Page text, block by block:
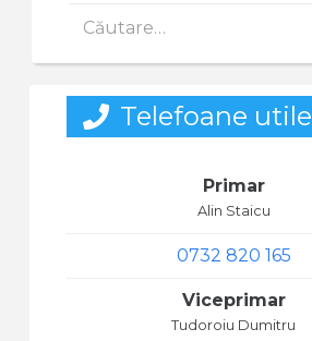
după:
Telefoane utile
Primar
Alin Staicu
0732 820 165
Viceprimar
Tudoroiu Dumitru